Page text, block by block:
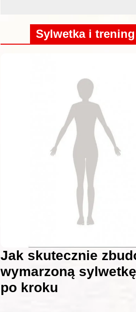
Sylwetka i trening
Jak skutecznie
wymarzoną
po kroku